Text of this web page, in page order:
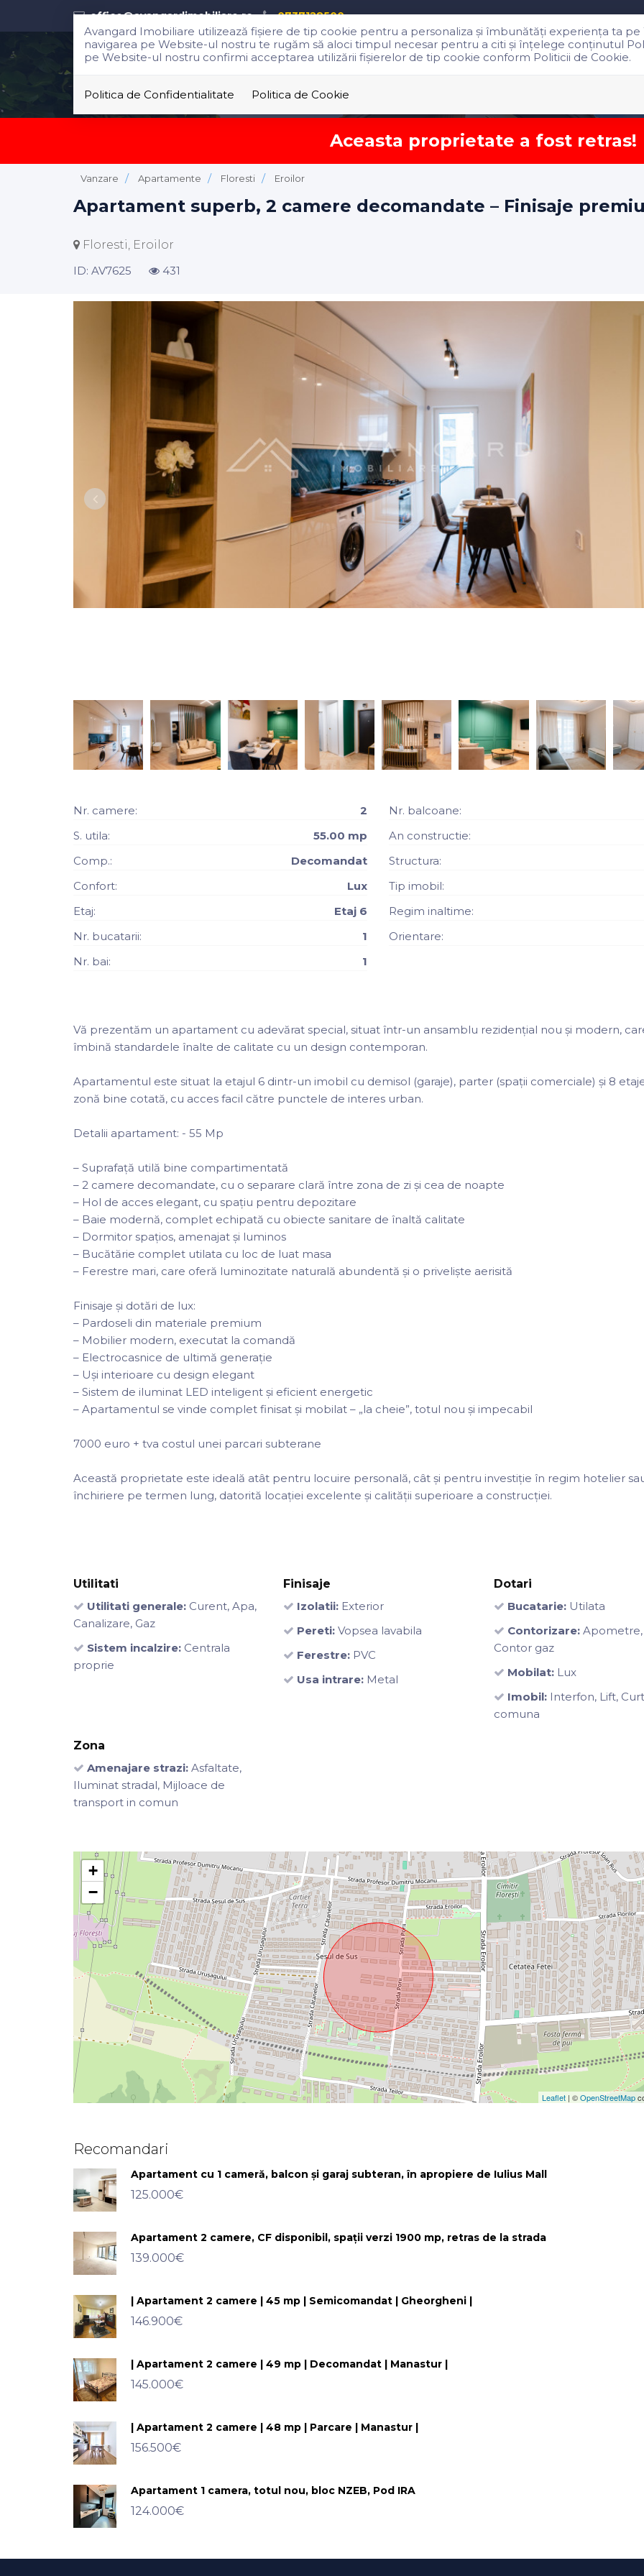
Avangard Imobiliare utilizează fişiere de tip cookie pentru a personaliza și îmbunătăți experiența ta
navigarea pe Website-ul nostru te rugăm să aloci timpul necesar pentru a citi și înțelege conținutul
pe Website-ul nostru confirmi acceptarea utilizării fişierelor de tip cookie conform Politicii de Cookie.
Politica de Confidentialitate Politica de Cookie
office@avangardimobiliare.ro 0737128500
Aceasta proprietate a fost retras!
Vanzare Apartamente Floresti Eroilor
Apartament superb, 2 camere decomandate – Finisaje
Floresti, Eroilor
ID: AV7625
431
Nr. camere:
2
S. utila:
55.00 mp
Comp.:
Decomandat
Confort:
Lux
Etaj:
Etaj 6
Nr. bucatarii:
1
Nr. bai:
1
Nr. balcoane:
An constructie:
Structura:
Tip imobil:
Regim inaltime:
Orientare:
Vă prezentăm un apartament cu adevărat special, situat într-un ansamblu rezidențial nou și modern,
îmbină standardele înalte de calitate cu un design contemporan.
Apartamentul este situat la etajul 6 dintr-un imobil cu demisol (garaje), parter (spații comerciale) și 8
zonă bine cotată, cu acces facil către punctele de interes urban.
Detalii apartament: - 55 Mp
– Suprafață utilă bine compartimentată
– 2 camere decomandate, cu o separare clară între zona de zi și cea de noapte
– Hol de acces elegant, cu spațiu pentru depozitare
– Baie modernă, complet echipată cu obiecte sanitare de înaltă calitate
– Dormitor spațios, amenajat și luminos
– Bucătărie complet utilata cu loc de luat masa
– Ferestre mari, care oferă luminozitate naturală abundentă și o priveliște aerisită
Finisaje și dotări de lux:
– Pardoseli din materiale premium
– Mobilier modern, executat la comandă
– Electrocasnice de ultimă generație
– Uși interioare cu design elegant
– Sistem de iluminat LED inteligent și eficient energetic
– Apartamentul se vinde complet finisat și mobilat – „la cheie”, totul nou și impecabil
7000 euro + tva costul unei parcari subterane
Această proprietate este ideală atât pentru locuire personală, cât și pentru investiție în regim hotelier
închiriere pe termen lung, datorită locației excelente și calității superioare a construcției.
Utilitati
Utilitati generale: Curent, Apa,
Canalizare, Gaz
Sistem incalzire: Centrala
proprie
Finisaje
Izolatii: Exterior
Pereti: Vopsea lavabila
Ferestre: PVC
Usa intrare: Metal
Dotari
Bucatarie:Utilata
Contorizare:Apometre,
Contor gaz
Mobilat:Lux
Imobil:Interfon, Lift,
comuna
Zona
Amenajare strazi: Asfaltate,
Iluminat stradal, Mijloace de
transport in comun
+
−
Leaflet| ©OpenStreetMap
Recomandari
Apartament cu 1 cameră, balcon și garaj subteran, în apropiere de Iulius Mall
125.000€
Apartament 2 camere, CF disponibil, spații verzi 1900 mp, retras de la strada
139.000€
| Apartament 2 camere | 45 mp | Semicomandat | Gheorgheni |
146.900€
| Apartament 2 camere | 49 mp | Decomandat | Manastur |
145.000€
| Apartament 2 camere | 48 mp | Parcare | Manastur |
156.500€
Apartament 1 camera, totul nou, bloc NZEB, Pod IRA
124.000€